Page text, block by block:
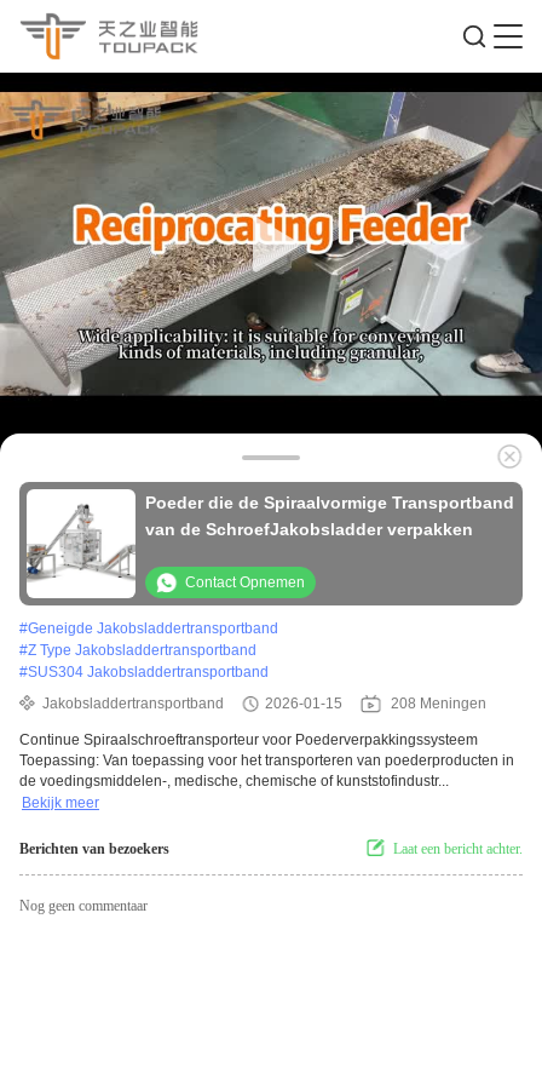
Poeder die de Spiraalvormige Transportband
van de SchroefJakobsladder verpakken
Contact Opnemen
#Geneigde Jakobsladdertransportband
#Z Type Jakobsladdertransportband
#SUS304 Jakobsladdertransportband
Jakobsladdertransportband
2026-01-15 208 Meningen
Continue Spiraalschroeftransporteur voor Poederverpakkingssysteem
Toepassing: Van toepassing voor het transporteren van poederproducten in
de voedingsmiddelen-, medische, chemische of kunststofindustr...
Bekijk meer
Berichten van bezoekers Laat een bericht achter.
Nog geen commentaar